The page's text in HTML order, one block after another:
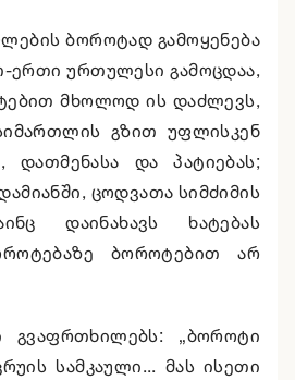
ბოროტად გამოყენება
ერთი ურთულესი გამოცდაა,
მხოლოდ ის დაძლევს,
გზით უფლისკენ
დათმენასა და პატიებას;
ცოდვათა სიმძიმის
დაინახავს ხატებას
ბოროტებით არ
გვაფრთხილებს: „ბოროტი
სამკაული... მას ისეთი